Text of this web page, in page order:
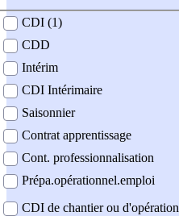
contrat
CDI (1)
CDD
Intérim
CDI Intérimaire
Saisonnier
Contrat apprentissage
Cont. professionnalisation
Prépa.opérationnel.emploi
CDI de chantier ou d'opération